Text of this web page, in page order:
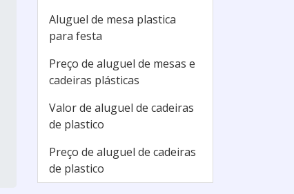
Aluguel de mesa plastica
para festa
Preço de aluguel de mesas e
cadeiras plásticas
Valor de aluguel de cadeiras
de plastico
Preço de aluguel de cadeiras
de plastico